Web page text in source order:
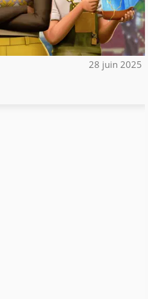
28 juin 2025